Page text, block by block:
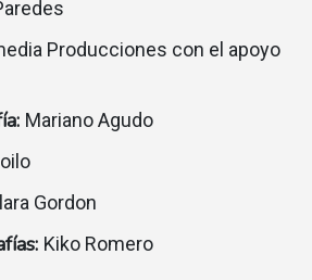
Producciones con el apoyo
Mariano Agudo
Gordon
Kiko Romero